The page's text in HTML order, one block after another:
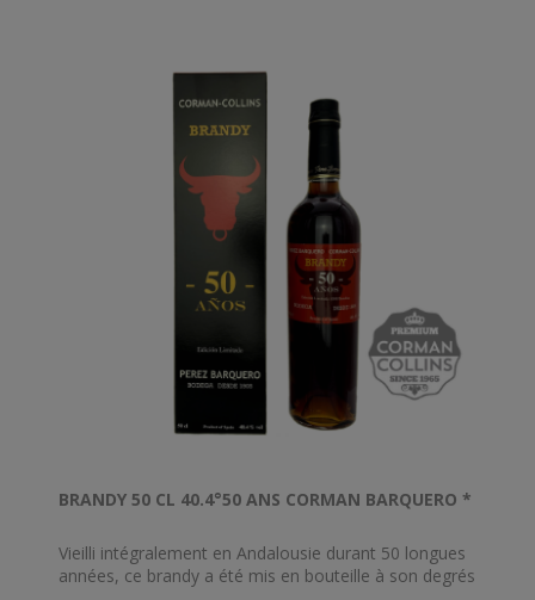
BRANDY 50 CL 40.4°50 ANS CORMAN BARQUERO *
Vieilli intégralement en Andalousie durant 50 longues
années, ce brandy a été mis en bouteille à son degrés